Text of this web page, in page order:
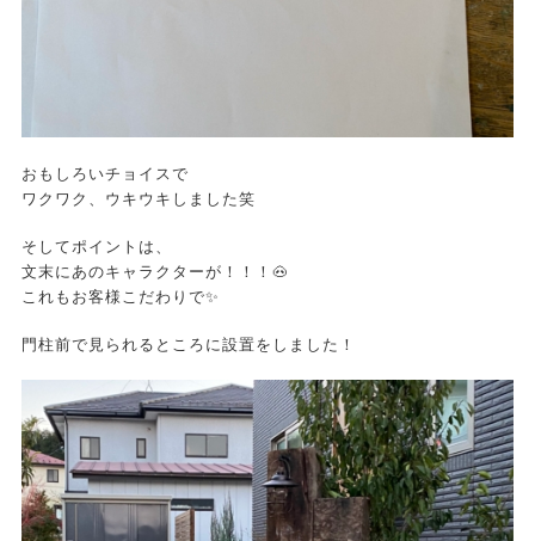
おもしろいチョイスで
ワクワク、ウキウキしました笑
そしてポイントは、
文末にあのキャラクターが！！！🐽
これもお客様こだわりで✨
門柱前で見られるところに設置をしました！